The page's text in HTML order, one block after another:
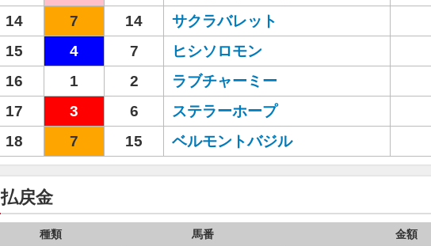
14
7 14 サクラバレット
15
4 7 ヒシソロモン
16
1 2 ラブチャーミー
17
3 6 ステラーホープ
18
7 15 ベルモントバジル
払戻金
種類 馬番 金額